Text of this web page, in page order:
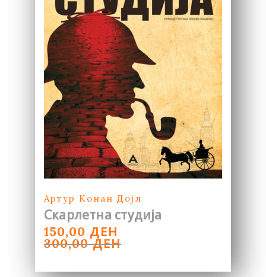
Артур Конан Дојл
Скарлетна студија
300,00ДЕН
ORIGINAL
PRICE
WAS:
150,00 ДЕН
CURRENT
PRICE
IS: